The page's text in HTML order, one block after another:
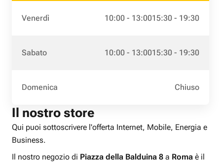
Venerdì 10:00 - 13:0015:30 - 19:30
Sabato 10:00 - 13:0015:30 - 19:30
Domenica Chiuso
Il nostro store
Qui puoi sottoscrivere l'offerta Internet, Mobile, Energia e
Business.
Il nostro negozio di Piazza della Balduina 8 a Roma è il